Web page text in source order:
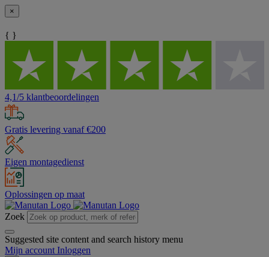
×
{ }
4,1/5 klantbeoordelingen
Gratis levering vanaf €200
Eigen montagedienst
Oplossingen op maat
Zoek
Suggested site content and search history menu
Mijn account Inloggen